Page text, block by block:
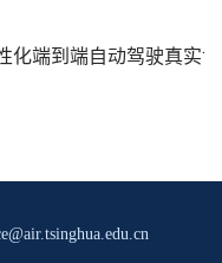
化端到端自动驾驶真实